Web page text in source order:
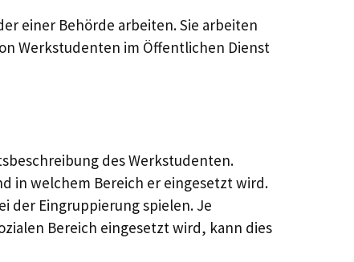
einer Behörde arbeiten. Sie arbeiten
Werkstudenten im Öffentlichen Dienst
des Werkstudenten.
in welchem Bereich er eingesetzt wird.
der Eingruppierung spielen. Je
Bereich eingesetzt wird, kann dies